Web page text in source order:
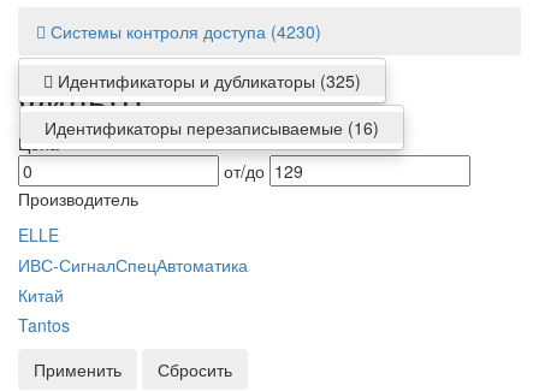
Системы контроля доступа (4230)
Идентификаторы и дубликаторы (325)
Идентификаторы перезаписываемые (16)
Фильтр
Цена
от/до
Производитель
ELLE
ИВС-СигналСпецАвтоматика
Китай
Tantos
Применить
Сбросить